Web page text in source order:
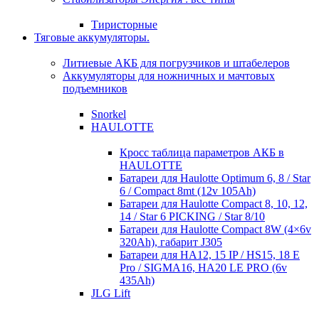
Тиристорные
Тяговые аккумуляторы.
Литиевые АКБ для погрузчиков и штабелеров
Аккумуляторы для ножничных и мачтовых
подъемников
Snorkel
HAULOTTE
Кросc таблица параметров АКБ в
HAULOTTE
Батареи для Haulotte Optimum 6, 8 / Star
6 / Compact 8mt (12v 105Ah)
Батареи для Haulotte Compact 8, 10, 12,
14 / Star 6 PICKING / Star 8/10
Батареи для Haulotte Compact 8W (4×6v
320Ah), габарит J305
Батареи для HA12, 15 IP / HS15, 18 E
Pro / SIGMA16, HA20 LE PRO (6v
435Ah)
JLG Lift